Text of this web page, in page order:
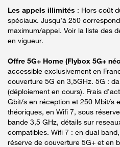
Les appels illimités : Hors coût
spéciaux. Jusqu’à 250
maximum/appel. Voir la liste des
en vigueur.
Offre 5G+ Home (Flybox 5G+
accessible exclusivement en
couverture 5G en 3,5GHz. 5G :
(déploiement en cours). Frais
Gbit/s en réception et 250 Mbit/s
théoriques, en Wifi 7, sous
bande 3,5 GHz, détails sur
compatibles. Wifi 7 : en dual
réserve de couverture 5G+ et en